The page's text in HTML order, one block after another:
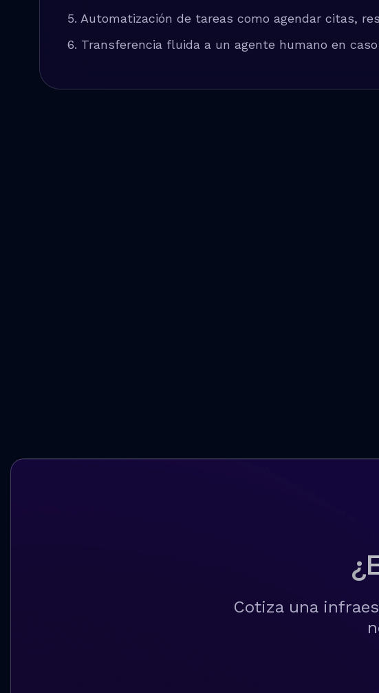
5. Automatización de tareas como agendar citas,
6. Transferencia fluida a un agente humano en
Cotiza una